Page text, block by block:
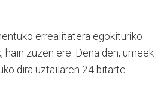
errealitatera egokituriko
hain zuzen ere. Dena den, umeek
dira uztailaren 24 bitarte.